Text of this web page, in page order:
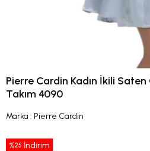
Pierre Cardin Kadın İkili
Takım 4090
Marka : Pierre Cardin
%25 İndirim